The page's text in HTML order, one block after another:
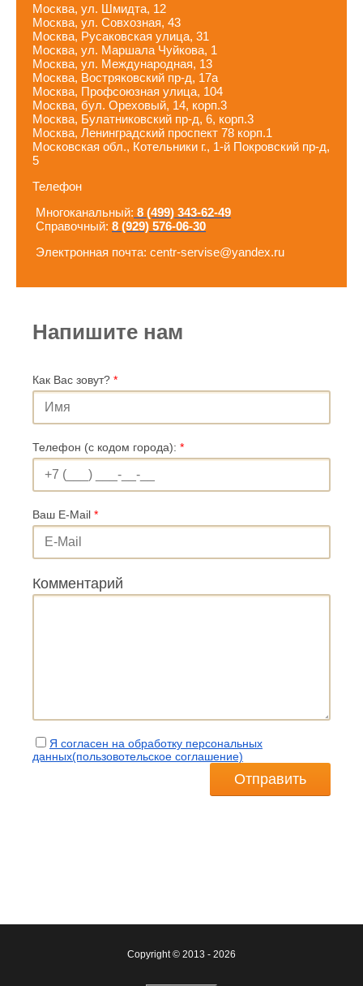
Москва, ул. Шмидта, 12
Москва, ул. Совхозная, 43
Москва, Русаковская улица, 31
Москва, ул. Маршала Чуйкова, 1
Москва, ул. Международная, 13
Москва, Востряковский пр-д, 17а
Москва, Профсоюзная улица, 104
Москва, бул. Ореховый, 14, корп.3
Москва, Булатниковский пр-д, 6, корп.3
Москва, Ленинградский проспект 78 корп.1
Московская обл., Котельники г., 1-й Покровский пр-д,
5
Телефон
Многоканальный: 8 (499) 343-62-49
Справочный: 8 (929) 576-06-30
Электронная почта: centr-servise@yandex.ru
Напишите нам
Как Вас зовут? *
Телефон (с кодом города): *
Ваш E-Mail *
Комментарий
Я согласен на обработку персональных
данных(пользовотельское соглашение)
Отправить
Copyright © 2013 - 2026